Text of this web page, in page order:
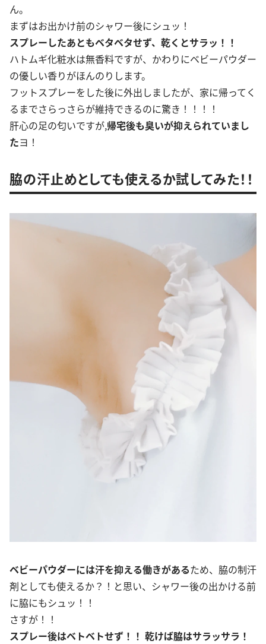
ん。
まずはお出かけ前のシャワー後にシュッ！
スプレーしたあともベタベタせず、乾くとサラッ！！
ハトムギ化粧水は無香料ですが、かわりにベビーパウダー
の優しい香りがほんのりします。
フットスプレーをした後に外出しましたが、家に帰ってく
るまでさらっさらが維持できるのに驚き！！！！
肝心の足の匂いですが,帰宅後も臭いが抑えられていまし
たヨ！
脇の汗止めとしても使えるか試してみた！！
ベビーパウダーには汗を抑える働きがあるため、脇の制汗
剤としても使えるか？！と思い、シャワー後の出かける前
に脇にもシュッ！！
さすが！！
スプレー後はベトベトせず！！ 乾けば脇はサラッサラ！